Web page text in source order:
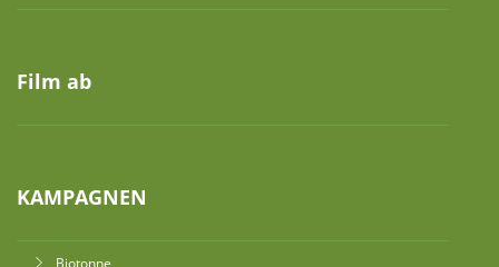
Film ab
KAMPAGNEN
Biotonne